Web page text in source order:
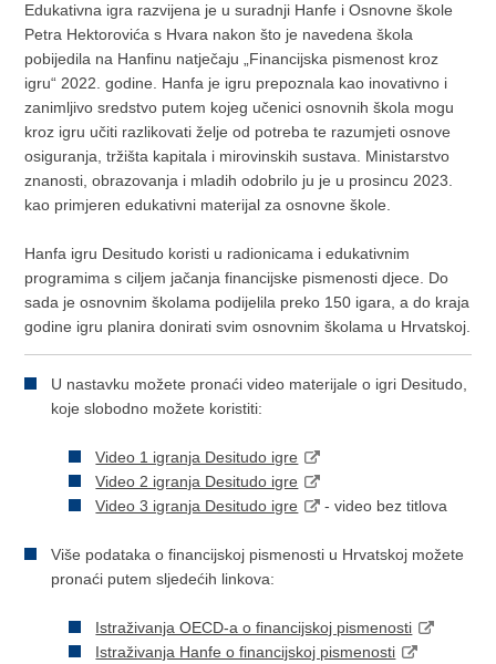
Edukativna igra razvijena je u suradnji Hanfe i Osnovne škole
Petra Hektorovića s Hvara nakon što je navedena škola
pobijedila na Hanfinu natječaju „Financijska pismenost kroz
igru“ 2022. godine. Hanfa je igru prepoznala kao inovativno i
zanimljivo sredstvo putem kojeg učenici osnovnih škola mogu
kroz igru učiti razlikovati želje od potreba te razumjeti osnove
osiguranja, tržišta kapitala i mirovinskih sustava. Ministarstvo
znanosti, obrazovanja i mladih odobrilo ju je u prosincu 2023.
kao primjeren edukativni materijal za osnovne škole.
Hanfa igru Desitudo koristi u radionicama i edukativnim
programima s ciljem jačanja financijske pismenosti djece. Do
sada je osnovnim školama podijelila preko 150 igara, a do kraja
godine igru planira donirati svim osnovnim školama u Hrvatskoj.
U nastavku možete pronaći video materijale o igri Desitudo,
koje slobodno možete koristiti:
Video 1 igranja Desitudo igre
Video 2 igranja Desitudo igre
Video 3 igranja Desitudo igre
- video bez titlova
Više podataka o financijskoj pismenosti u Hrvatskoj možete
pronaći putem sljedećih linkova:
Istraživanja OECD-a o financijskoj pismenosti
Istraživanja Hanfe o financijskoj pismenosti